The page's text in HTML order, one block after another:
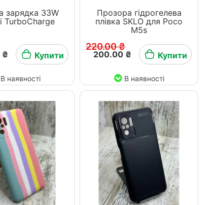
зарядка 33W
TurboCharge
₴ Купити
В наявності
Прозора гідрогелева
плівка SKLO для Poco
M5s
220.00 ₴
200.00 ₴ Купити
В наявності